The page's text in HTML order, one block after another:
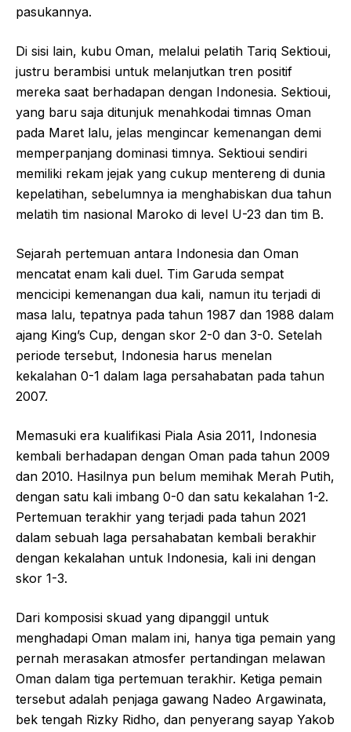
pasukannya.
Di sisi lain, kubu Oman, melalui pelatih Tariq Sektioui,
justru berambisi untuk melanjutkan tren positif
mereka saat berhadapan dengan Indonesia. Sektioui,
yang baru saja ditunjuk menahkodai timnas Oman
pada Maret lalu, jelas mengincar kemenangan demi
memperpanjang dominasi timnya. Sektioui sendiri
memiliki rekam jejak yang cukup mentereng di dunia
kepelatihan, sebelumnya ia menghabiskan dua tahun
melatih tim nasional Maroko di level U-23 dan tim B.
Sejarah pertemuan antara Indonesia dan Oman
mencatat enam kali duel. Tim Garuda sempat
mencicipi kemenangan dua kali, namun itu terjadi di
masa lalu, tepatnya pada tahun 1987 dan 1988 dalam
ajang King’s Cup, dengan skor 2-0 dan 3-0. Setelah
periode tersebut, Indonesia harus menelan
kekalahan 0-1 dalam laga persahabatan pada tahun
2007.
Memasuki era kualifikasi Piala Asia 2011, Indonesia
kembali berhadapan dengan Oman pada tahun 2009
dan 2010. Hasilnya pun belum memihak Merah Putih,
dengan satu kali imbang 0-0 dan satu kekalahan 1-2.
Pertemuan terakhir yang terjadi pada tahun 2021
dalam sebuah laga persahabatan kembali berakhir
dengan kekalahan untuk Indonesia, kali ini dengan
skor 1-3.
Dari komposisi skuad yang dipanggil untuk
menghadapi Oman malam ini, hanya tiga pemain yang
pernah merasakan atmosfer pertandingan melawan
Oman dalam tiga pertemuan terakhir. Ketiga pemain
tersebut adalah penjaga gawang Nadeo Argawinata,
bek tengah Rizky Ridho, dan penyerang sayap Yakob